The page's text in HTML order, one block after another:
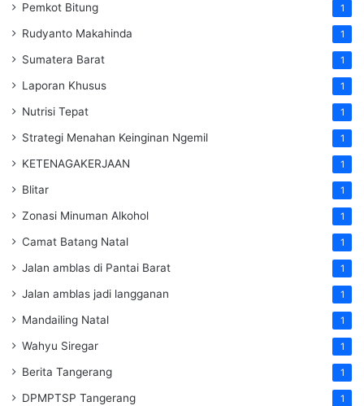
Pemkot Bitung 1
Rudyanto Makahinda 1
Sumatera Barat 1
Laporan Khusus 1
Nutrisi Tepat 1
Strategi Menahan Keinginan Ngemil 1
KETENAGAKERJAAN 1
Blitar 1
Zonasi Minuman Alkohol 1
Camat Batang Natal 1
Jalan amblas di Pantai Barat 1
Jalan amblas jadi langganan 1
Mandailing Natal 1
Wahyu Siregar 1
Berita Tangerang 1
DPMPTSP Tangerang 1